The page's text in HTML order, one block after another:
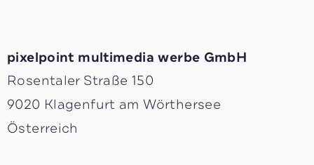
pixelpoint multimedia ­werbe GmbH
Rosentaler Straße 150
9020 Klagenfurt am Wörthersee
Österreich